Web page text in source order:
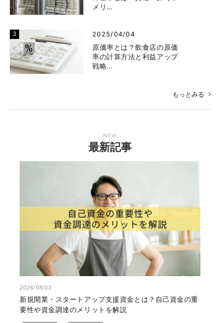
メリ…
2025/04/04
原価率とは？飲食店の原価
率の計算方法と利益アップ
戦略…
もっとみる
NEW
最新記事
2026/08/03
新規開業・スタートアップ支援資金とは？自己資金の重
要性や資金調達のメリットを解説